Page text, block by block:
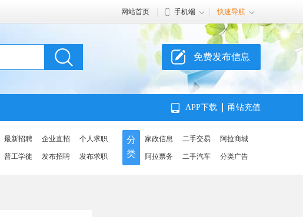
网站首页 手机端 快速导航
免费发布信息
APP下载 甬钻充值
最新招聘 企业直招 个人求职
普工学徒 发布招聘 发布求职
分
类
家政信息 二手交易 阿拉商城
阿拉票务 二手汽车 分类广告